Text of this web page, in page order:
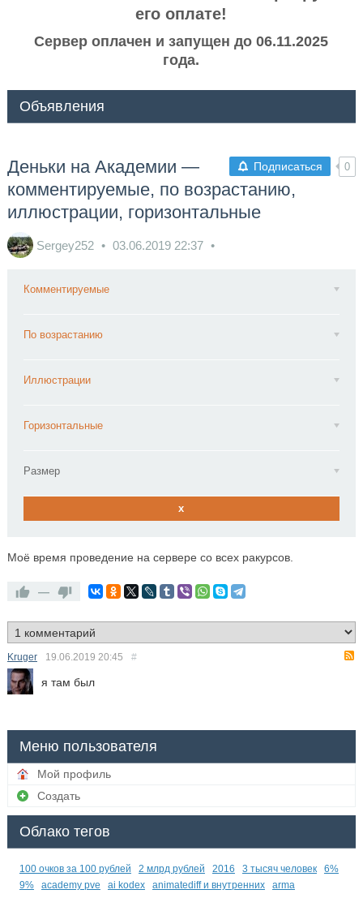
его оплате!
Сервер оплачен и запущен до 06.11.2025
года.
Объявления
Подписаться 0
Деньки на Академии —
комментируемые, по возрастанию,
иллюстрации, горизонтальные
Sergey252 03.06.2019 22:37
Комментируемые
По возрастанию
Иллюстрации
Горизонтальные
Размер
x
Моё время проведение на сервере со всех ракурсов.
—
Kruger 19.06.2019 20:45 #
я там был
Меню пользователя
Мой профиль
Создать
Облако тегов
100 очков за 100 рублей 2 млрд рублей 2016 3 тысяч человек
6%
9%
academy pve ai kodex animatediff и внутренних arma